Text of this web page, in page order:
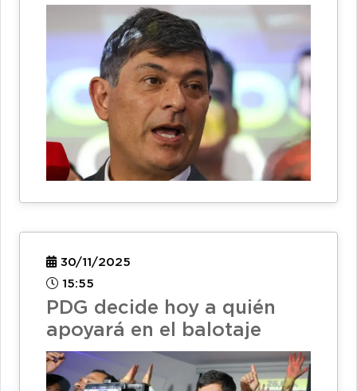
30/11/2025
15:55
PDG decide hoy a quién
apoyará en el balotaje